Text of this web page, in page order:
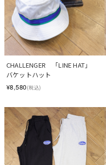
CHALLENGER　「LINE HAT」
バケットハット
¥8,580(税込)